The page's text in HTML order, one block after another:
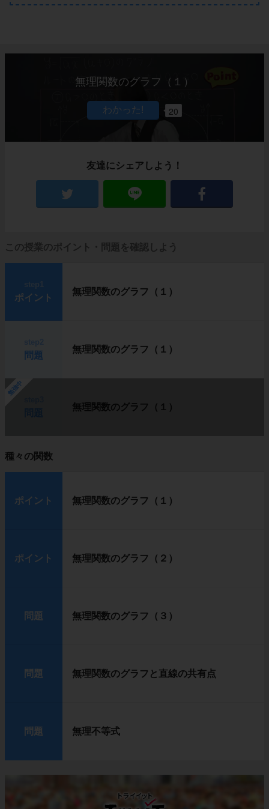
無理関数のグラフ（１）
20
友達にシェアしよう！
この授業のポイント・問題を確認しよう
ポイント
無理関数のグラフ（１）
問題
無理関数のグラフ（１）
勉強中
無理関数のグラフ（１）
種々の関数
ポイント 無理関数のグラフ（１）
ポイント 無理関数のグラフ（２）
問題 無理関数のグラフ（３）
問題 無理関数のグラフと直線の共有点
問題 無理不等式